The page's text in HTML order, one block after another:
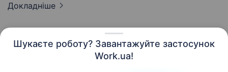
Шукаєте роботу? Завантажуйте застосунок
Work.ua!
Докладніше